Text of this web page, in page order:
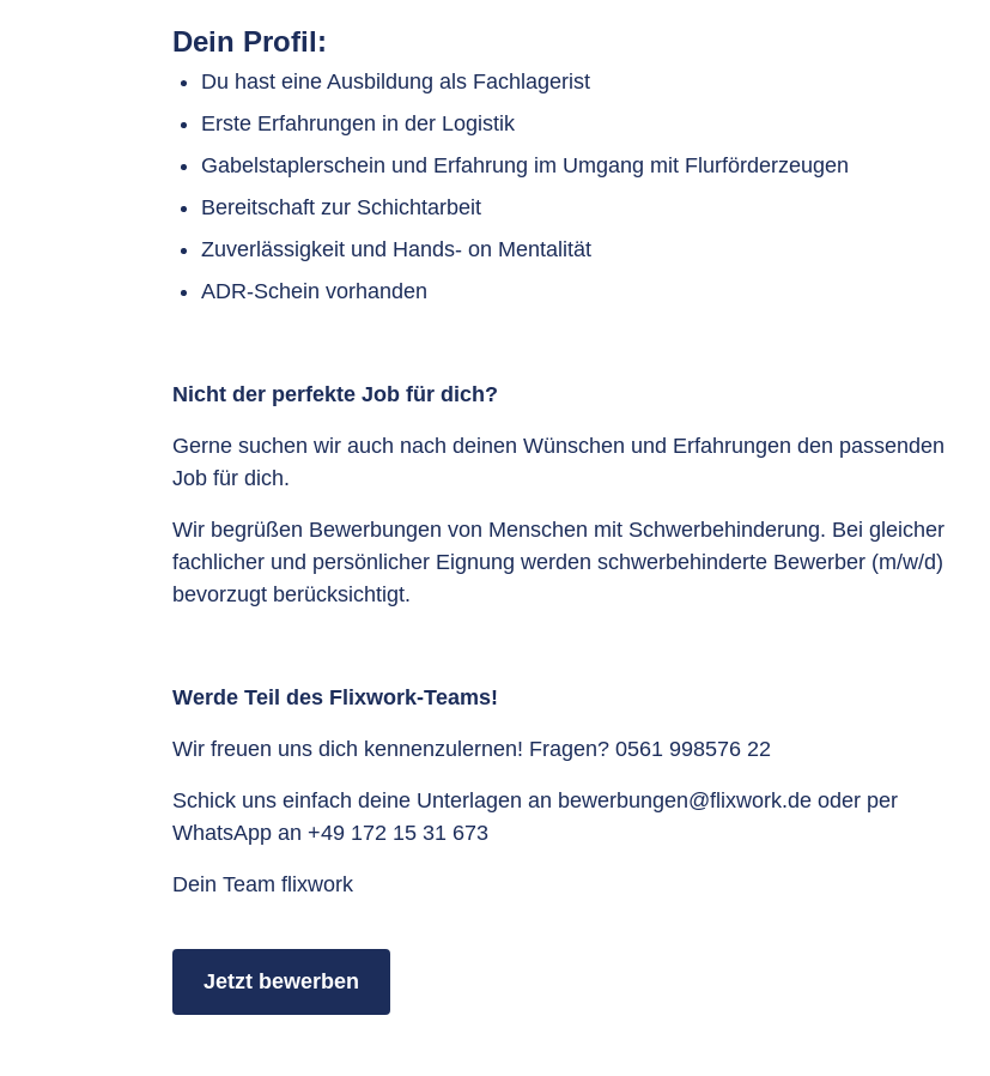
Dein Profil:
Du hast eine Ausbildung als Fachlagerist
Erste Erfahrungen in der Logistik
Gabelstaplerschein und Erfahrung im Umgang mit Flurförderzeugen
Bereitschaft zur Schichtarbeit
Zuverlässigkeit und Hands- on Mentalität
ADR-Schein vorhanden
Nicht der perfekte Job für dich?
Gerne suchen wir auch nach deinen Wünschen und Erfahrungen den passenden
Job für dich.
Wir begrüßen Bewerbungen von Menschen mit Schwerbehinderung. Bei gleicher
fachlicher und persönlicher Eignung werden schwerbehinderte Bewerber (m/w/d)
bevorzugt berücksichtigt.
Werde Teil des Flixwork-Teams!
Wir freuen uns dich kennenzulernen! Fragen? 0561 998576 22
Schick uns einfach deine Unterlagen an bewerbungen@flixwork.de oder per
WhatsApp an +49 172 15 31 673
Dein Team flixwork
Jetzt bewerben